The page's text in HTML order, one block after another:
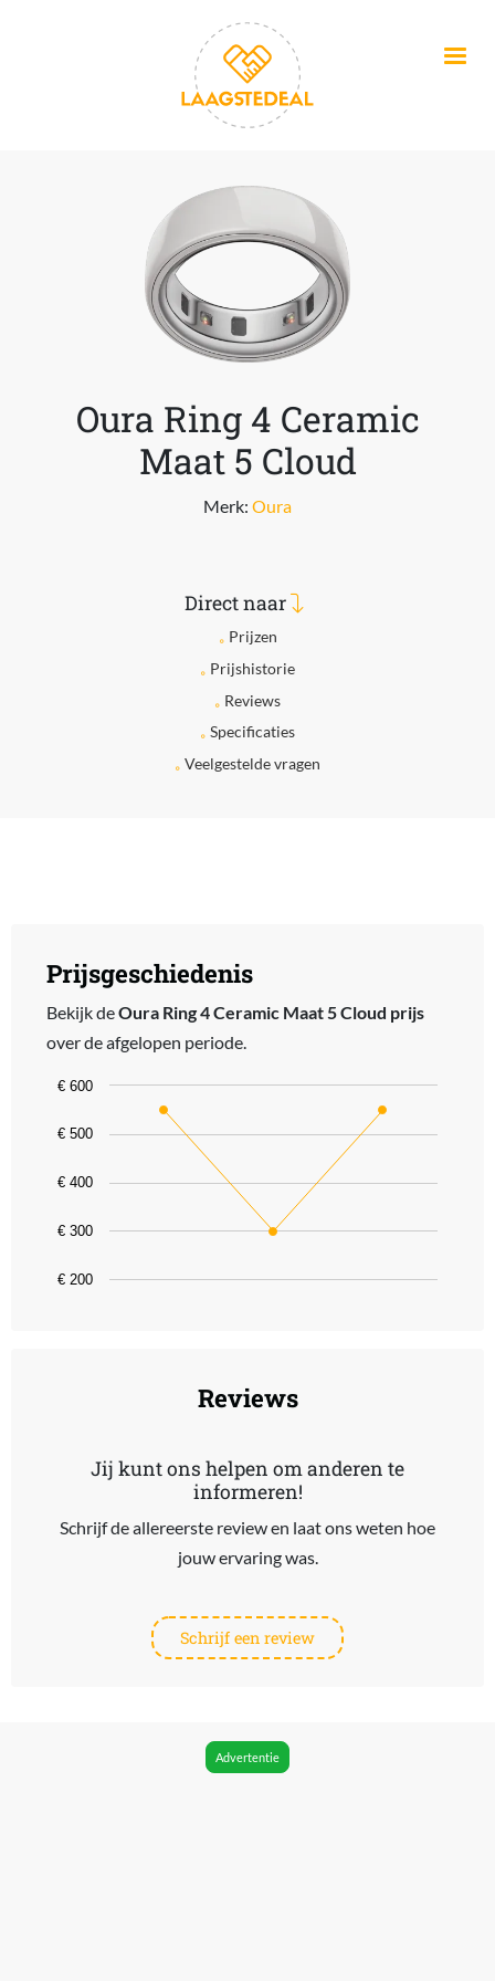
Oura Ring 4 Ceramic
Maat 5 Cloud
Merk: Oura
Direct naar
Prijzen
Prijshistorie
Reviews
Specificaties
Veelgestelde vragen
Prijsgeschiedenis
Bekijk deOura Ring 4 Ceramic Maat 5 Cloud prijs
over de afgelopen periode.
Chart
Line chart with 3 data points.
The chart has 1 X axis displaying categories.
The chart has 1 Y axis displaying values. Data ranges from 299 to
€ 200
€ 300
€ 400
€ 500
€ 600
Reviews
Jij kunt ons helpen om anderen te
informeren!
Schrijf de allereerste review en laat ons weten hoe
jouw ervaring was.
Schrijf een review
Advertentie